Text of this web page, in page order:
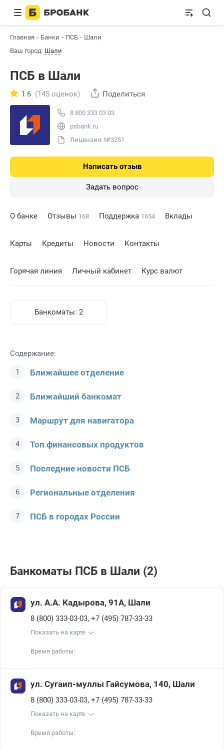
Главная Банки ПСБ
Шали
Ваш город: Шали
ПСБ в Шали
8 800 333 03 03
psbank.ru
Лицензия: №3251
1.6 (145 оценок) Поделиться
Написать отзыв
Задать вопрос
О банке Отзывы 168 Поддержка 1654 Вклады
Карты Кредиты Новости Контакты
Горячая линия Личный кабинет Курс валют
Банкоматы: 2
Содержание:
Ближайшее отделение
Ближайший банкомат
Маршрут для навигатора
Топ финансовых продуктов
Последние новости ПСБ
Региональные отделения
ПСБ в городах России
Банкоматы ПСБ в Шали (2)
ул. А.А. Кадырова, 91А, Шали
8 (800) 333-03-03, +7 (495) 787-33-33
Показать на карте
Время работы:
ул. Сугаип-муллы Гайсумова, 140, Шали
8 (800) 333-03-03, +7 (495) 787-33-33
Показать на карте
Время работы: